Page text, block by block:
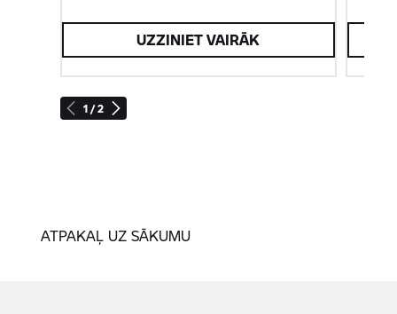
1 / 2
UZZINIET VAIRĀK
ATPAKAĻ UZ SĀKUMU